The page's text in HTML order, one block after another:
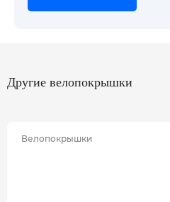
Другие велопокрышки
Велопокрышки